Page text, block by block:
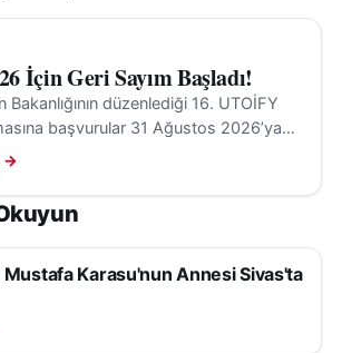
İçin Geri Sayım Başladı!
Bakanlığının düzenlediği 16. UTOİFY
başvurular 31 Ağustos 2026’ya
doğa ve insan temaları öne
→
Mustafa Karasu'nun Annesi Sivas'ta